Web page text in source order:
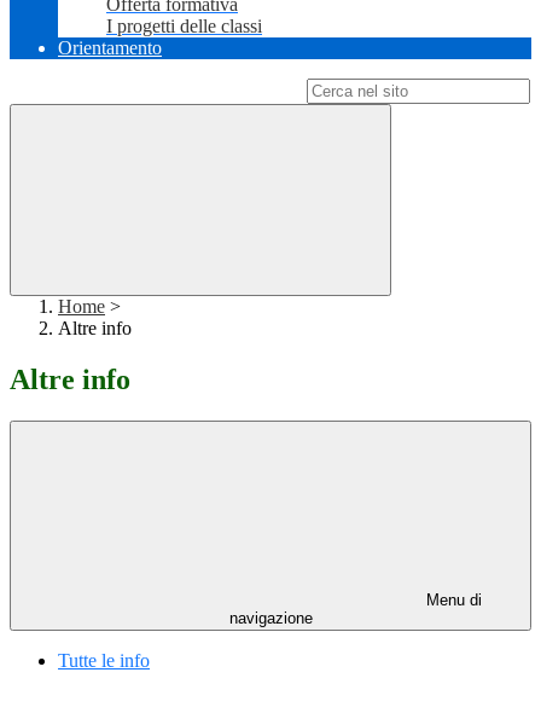
Offerta formativa
I progetti delle classi
Orientamento
Home >
Altre info
Altre info
Menu di
navigazione
Tutte le info